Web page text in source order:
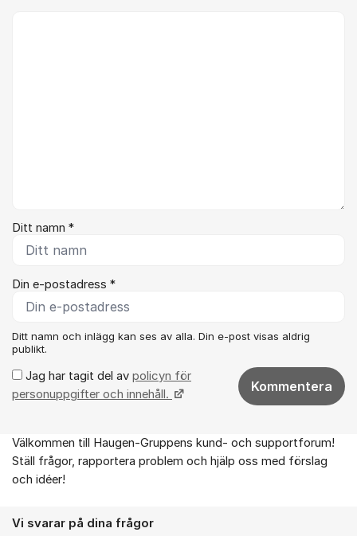
Ditt namn *
Din e-postadress *
Ditt namn och inlägg kan ses av alla. Din e-post visas aldrig
publikt.
Jag har tagit del av policyn för
personuppgifter och innehåll.
Kommentera
Om forumet
Välkommen till Haugen-Gruppens kund- och supportforum!
Ställ frågor, rapportera problem och hjälp oss med förslag
och idéer!
Vi svarar på dina frågor